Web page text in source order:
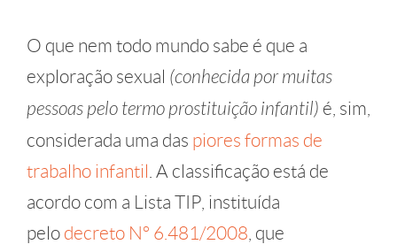
O que nem todo mundo sabe é que a
exploração sexual (conhecida por muitas
pessoas pelo termo prostituição infantil) é, sim,
considerada uma das piores formas de
trabalho infantil . A classificação está de
acordo com a Lista TIP, instituída
pelo decreto Nº 6.481/2008 , que